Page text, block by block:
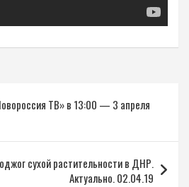
ТВ» в 13:00 — 3 апреля
сухой растительности в ДНР.
Актуально. 02.04.19